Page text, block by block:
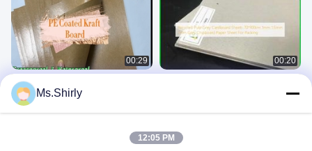
00:29
Kertas Makanan Dilapisi Kraft Coklat
PE yang Tahan Minyak
Kraft Berlapis PE
00:20
Ulang 70*100cm 1mm 1.5mm 2mm
Ms.Shirly
12:05 PM